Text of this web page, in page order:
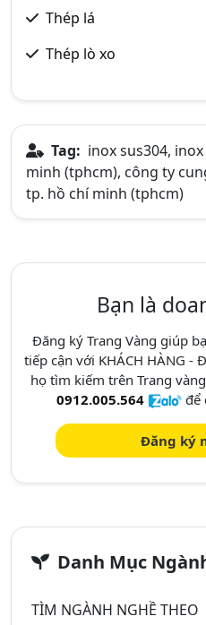
Thép lá
Thép lò xo
Tag: inox sus304,
minh (tphcm), công ty
tp. hồ chí minh (tphcm)
Bạn là
Đăng ký Trang Vàng giúp
tiếp cận với KHÁCH HÀNG -
họ tìm kiếm trên Trang
0912.005.564
để
Đăng ký
Danh Mục
TÌM NGÀNH NGHỀ THEO